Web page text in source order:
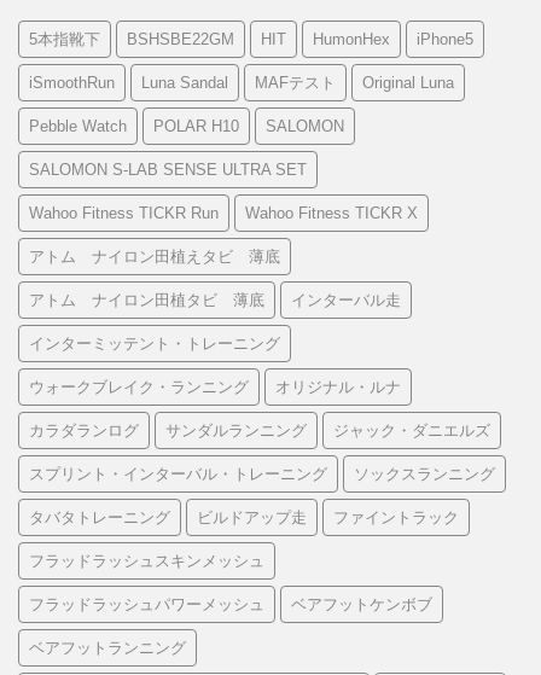
5本指靴下 BSHSBE22GM HIT HumonHex iPhone5
iSmoothRun Luna Sandal MAFテスト Original Luna
Pebble Watch POLAR H10 SALOMON
SALOMON S-LAB SENSE ULTRA SET
Wahoo Fitness TICKR Run Wahoo Fitness TICKR X
アトム ナイロン田植えタビ 薄底
アトム ナイロン田植タビ 薄底 インターバル走
インターミッテント・トレーニング
ウォークブレイク・ランニング オリジナル・ルナ
カラダランログ サンダルランニング ジャック・ダニエルズ
スプリント・インターバル・トレーニング ソックスランニング
タバタトレーニング ビルドアップ走 ファイントラック
フラッドラッシュスキンメッシュ
フラッドラッシュパワーメッシュ ベアフットケンボブ
ベアフットランニング